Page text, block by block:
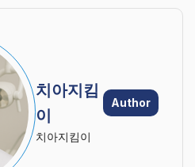
치아지킴
이
Author
치아지킴이